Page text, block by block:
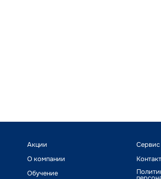
Акции
О компании
Обучение
Сервис